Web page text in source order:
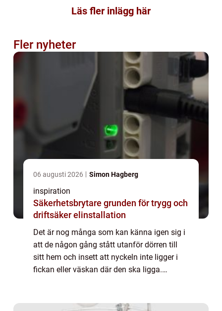
Läs fler inlägg här
Fler nyheter
06 augusti 2026 Simon Hagberg
inspiration
Säkerhetsbrytare grunden för trygg och
driftsäker elinstallation
Det är nog många som kan känna igen sig i
att de någon gång stått utanför dörren till
sitt hem och insett att nyckeln inte ligger i
fickan eller väskan där den ska ligga.